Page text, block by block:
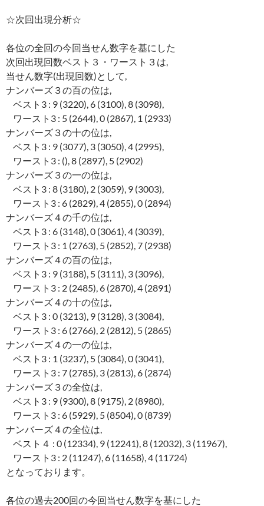
☆次回出現分析☆
各位の全回の今回当せん数字を基にした
次回出現回数ベスト３・ワースト３は,
当せん数字(出現回数)として,
ナンバーズ３の百の位は,
ベスト3 : 9 (3220), 6 (3100), 8 (3098),
ワースト3 : 5 (2644), 0 (2867), 1 (2933)
ナンバーズ３の十の位は,
ベスト3 : 9 (3077), 3 (3050), 4 (2995),
ワースト3 : (), 8 (2897), 5 (2902)
ナンバーズ３の一の位は,
ベスト3 : 8 (3180), 2 (3059), 9 (3003),
ワースト3 : 6 (2829), 4 (2855), 0 (2894)
ナンバーズ４の千の位は,
ベスト3 : 6 (3148), 0 (3061), 4 (3039),
ワースト3 : 1 (2763), 5 (2852), 7 (2938)
ナンバーズ４の百の位は,
ベスト3 : 9 (3188), 5 (3111), 3 (3096),
ワースト3 : 2 (2485), 6 (2870), 4 (2891)
ナンバーズ４の十の位は,
ベスト3 : 0 (3213), 9 (3128), 3 (3084),
ワースト3 : 6 (2766), 2 (2812), 5 (2865)
ナンバーズ４の一の位は,
ベスト3 : 1 (3237), 5 (3084), 0 (3041),
ワースト3 : 7 (2785), 3 (2813), 6 (2874)
ナンバーズ３の全位は,
ベスト3 : 9 (9300), 8 (9175), 2 (8980),
ワースト3 : 6 (5929), 5 (8504), 0 (8739)
ナンバーズ４の全位は,
ベスト４ : 0 (12334), 9 (12241), 8 (12032), 3 (11967),
ワースト3 : 2 (11247), 6 (11658), 4 (11724)
となっております。
各位の過去200回の今回当せん数字を基にした